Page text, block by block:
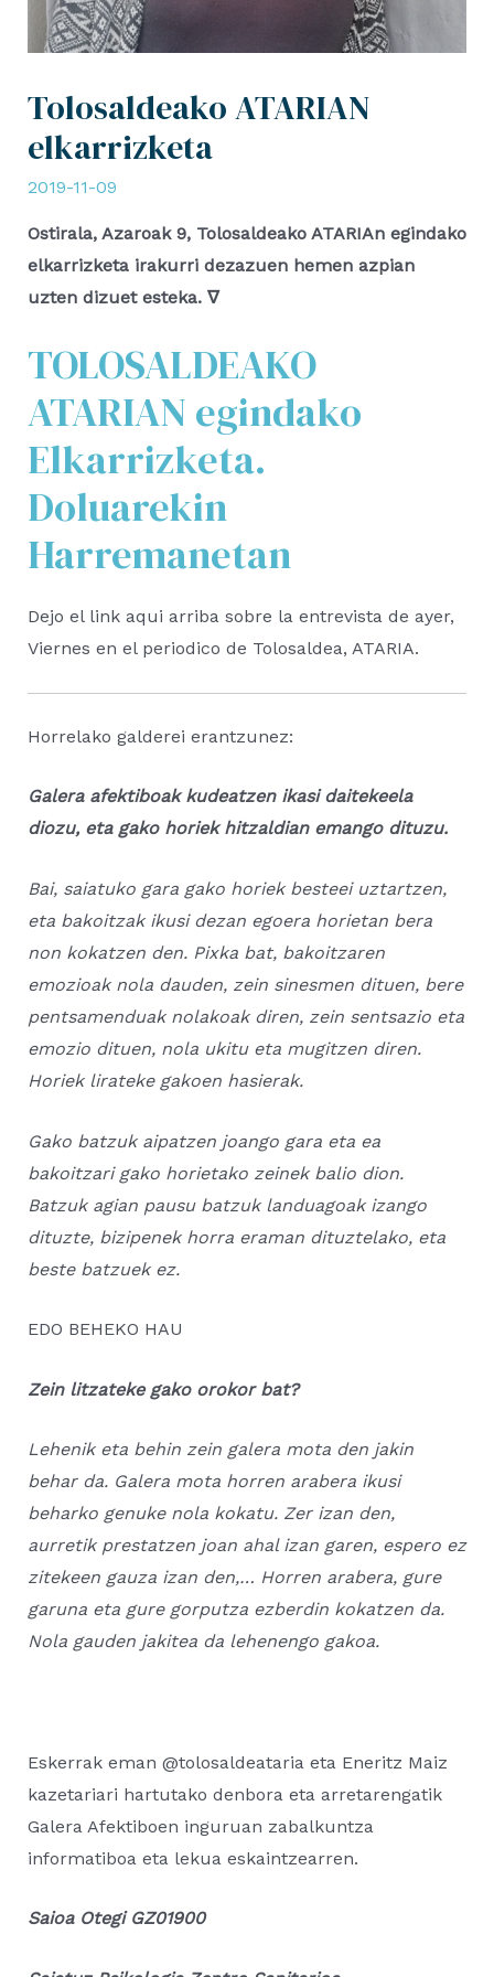
Tolosaldeako ATARIAN
elkarrizketa
2019-11-09
Ostirala, Azaroak 9, Tolosaldeako ATARIAn egindako
elkarrizketa irakurri dezazuen hemen azpian
uzten dizuet esteka. ∇
TOLOSALDEAKO
ATARIAN egindako
Elkarrizketa.
Doluarekin
Harremanetan
Dejo el link aqui arriba sobre la entrevista de ayer,
Viernes en el periodico de Tolosaldea, ATARIA.
Horrelako galderei erantzunez:
Galera afektiboak kudeatzen ikasi daitekeela
diozu, eta gako horiek hitzaldian emango dituzu.
Bai, saiatuko gara gako horiek besteei uztartzen,
eta bakoitzak ikusi dezan egoera horietan bera
non kokatzen den. Pixka bat, bakoitzaren
emozioak nola dauden, zein sinesmen dituen, bere
pentsamenduak nolakoak diren, zein sentsazio eta
emozio dituen, nola ukitu eta mugitzen diren.
Horiek lirateke gakoen hasierak.
Gako batzuk aipatzen joango gara eta ea
bakoitzari gako horietako zeinek balio dion.
Batzuk agian pausu batzuk landuagoak izango
dituzte, bizipenek horra eraman dituztelako, eta
beste batzuek ez.
EDO BEHEKO HAU
Zein litzateke gako orokor bat?
Lehenik eta behin zein galera mota den jakin
behar da. Galera mota horren arabera ikusi
beharko genuke nola kokatu. Zer izan den,
aurretik prestatzen joan ahal izan garen, espero ez
zitekeen gauza izan den,… Horren arabera, gure
garuna eta gure gorputza ezberdin kokatzen da.
Nola gauden jakitea da lehenengo gakoa.
Eskerrak eman @tolosaldeataria eta Eneritz Maiz
kazetariari hartutako denbora eta arretarengatik
Galera Afektiboen inguruan zabalkuntza
informatiboa eta lekua eskaintzearren.
Saioa Otegi GZ01900